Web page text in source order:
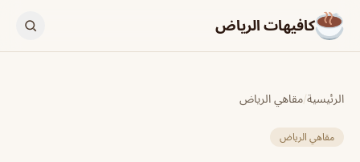
كافيهات الرياض
الرئيسية/مقاهي الرياض
مقاهي الرياض